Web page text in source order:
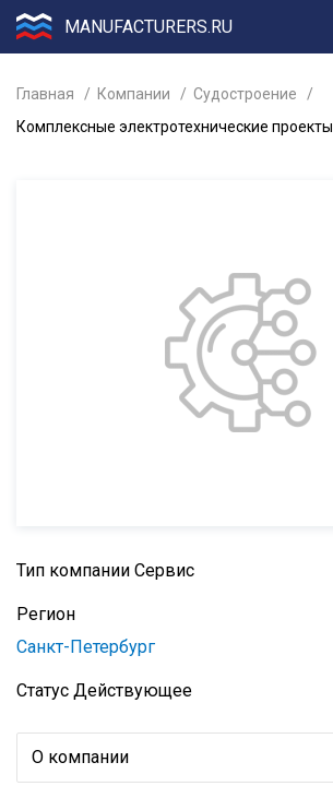
MANUFACTURERS.RU
Главная Компании
Судостроение
Комплексные электротехнические проекты
Тип компании Сервис
Регион
Санкт-Петербург
Статус Действующее
О компании